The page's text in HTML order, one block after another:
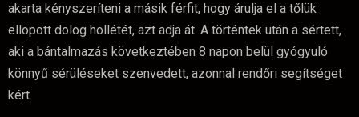
akarta kényszeríteni a másik férfit, hogy árulja el a tőlük
ellopott dolog hollétét, azt adja át. A történtek után a sértett,
aki a bántalmazás következtében 8 napon belül gyógyuló
könnyű sérüléseket szenvedett, azonnal rendőri segítséget
kért.